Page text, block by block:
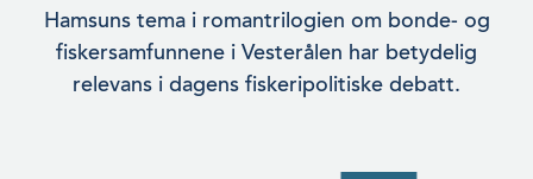
Hamsuns tema i romantrilogien om bonde- og
fiskersamfunnene i Vesterålen har betydelig
relevans i dagens fiskeripolitiske debatt.